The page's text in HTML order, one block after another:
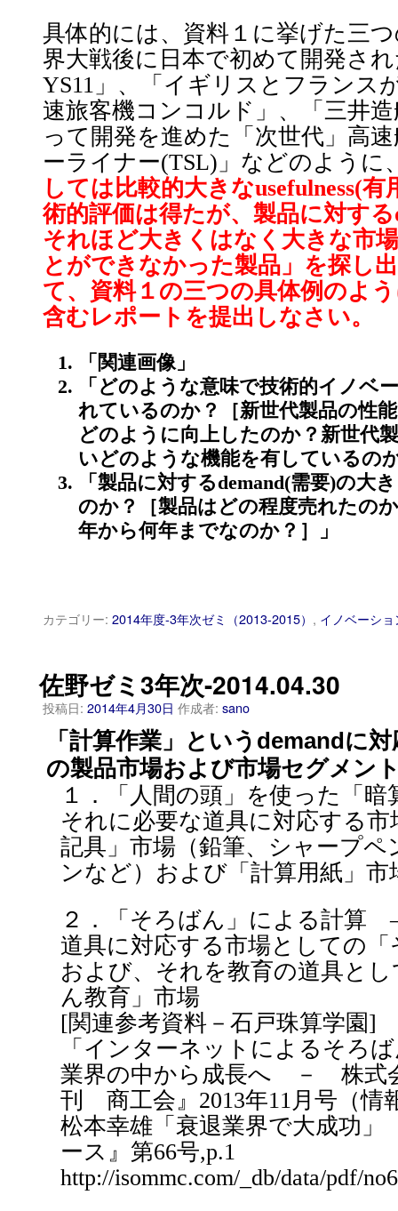
具体的には、資料１に挙げた三
界大戦後に日本で初めて開発さ
YS11」、「イギリスとフランス
速旅客機コンコルド」、「三井
って開発を進めた「次世代」高
ーライナー(TSL)」などのように
しては比較的大きなusefulness(
術的評価は得たが、製品に対す
それほど大きくはなく大きな市
とができなかった製品」を探し
て、資料１の三つの具体例のよ
含むレポートを提出しなさい。
「関連画像」
「どのような意味で技術的イノベ
れているのか？［新世代製品の性
どのように向上したのか？新世代
いどのような機能を有しているの
「製品に対するdemand(需要)の大
のか？［製品はどの程度売れたの
年から何年までなのか？］」
カテゴリー: 2014年度-3年次ゼミ（2013-2015） , イノベーシ
佐野ゼミ3年次-2014.04.30
投稿日: 2014年4月30日 作成者: sano
「計算作業」というdemandに
の製品市場および市場セグメン
１．「人間の頭」を使った「
それに必要な道具に対応する
記具」市場（鉛筆、シャープ
ンなど）および「計算用紙」市
２．「そろばん」による計
道具に対応する市場としての
および、それを教育の道具と
ん教育」市場
[関連参考資料－石戸珠算学園]
「インターネットによるそろ
業界の中から成長へ － 株式
刊 商工会』2013年11月号（情
松本幸雄「衰退業界で大成功
ース』第66号,p.1
http://isommc.com/_db/data/pdf/